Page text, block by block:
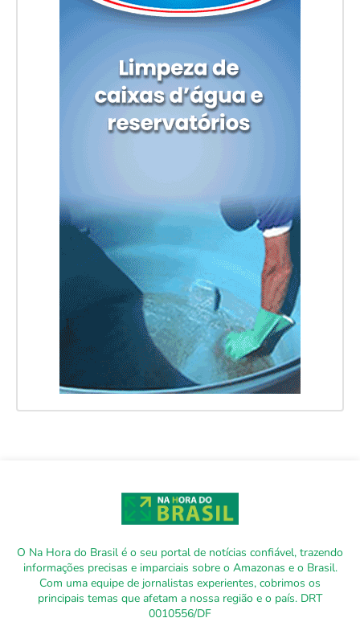
O Na Hora do Brasil é o seu portal de notícias confiável, trazendo
informações precisas e imparciais sobre o Amazonas e o Brasil.
Com uma equipe de jornalistas experientes, cobrimos os
principais temas que afetam a nossa região e o país. DRT
0010556/DF